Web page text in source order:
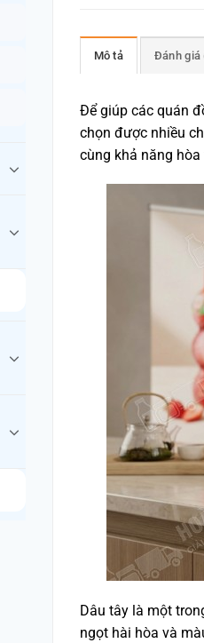
Mô tả Đánh giá
Để giúp các quán
chọn được nhiều
cùng khả năng
Dâu tây là một
ngọt hài hòa và